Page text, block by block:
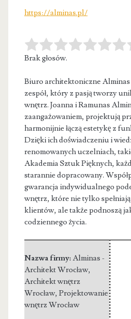
https://alminas.pl/
Brak głosów.
Biuro architektoniczne Alminas
zespół, który z pasją tworzy
wnętrz. Joanna i Ramunas
zaangażowaniem, projektują
harmonijnie łączą estetykę z
Dzięki ich doświadczeniu i
renomowanych uczelniach,
Akademia Sztuk Pięknych,
starannie dopracowany.
gwarancja indywidualnego
wnętrz, które nie tylko
klientów, ale także podnoszą
codziennego życia.
Nazwa firmy: Alminas -
Architekt Wrocław,
Architekt wnętrz
Wrocław, Projektowanie
wnętrz Wrocław